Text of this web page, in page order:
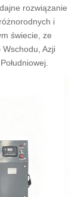
rozwiązanie
i
świecie, ze
Azji